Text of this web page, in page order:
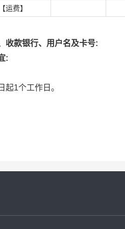
【运费】
收款银行、用户名及卡号:
:
起1个工作日。